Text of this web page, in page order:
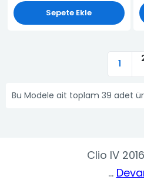
Sepete Ekle
1
Bu Modele ait toplam 39 adet
Clio IV
...